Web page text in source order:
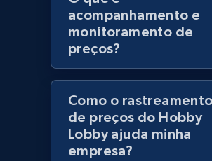
URL, Product id, Title, Product
Rating, Reviews count, Initial price,
and more.
Zara - Products
acompanhamento e
monitoramento de
preços?
Como o rastreamento
de preços do Hobby
Lobby ajuda minha
empresa?